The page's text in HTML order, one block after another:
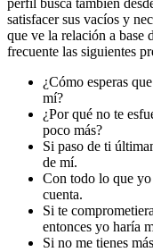
perfil busca también
satisfacer sus vacíos y
que ve la relación a base
frecuente las siguientes
¿Cómo esperas
mí?
¿Por qué no te
poco más?
Si paso de ti
de mí.
Con todo lo que
cuenta.
Si te
entonces yo haría
Si no me tienes